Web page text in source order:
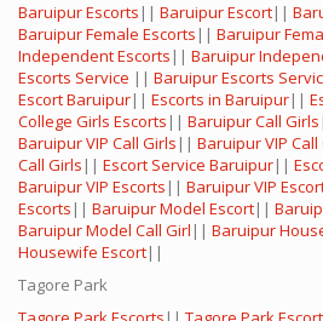
Baruipur Escorts || Baruipur Escort||
Baruipur Female Escorts || Baruipur
Independent Escorts || Baruipur
Escorts Service || Baruipur Escorts
Escort Baruipur|| Escorts in Baruipur||
College Girls Escorts || Baruipur Call Girls
Baruipur VIP Call Girls || Baruipur VIP Call
Call Girls || Escort Service Baruipur||
Baruipur VIP Escorts || Baruipur VIP
Escorts || Baruipur Model Escort||
Baruipur Model Call Girl || Baruipur
Housewife Escort||
Tagore Park